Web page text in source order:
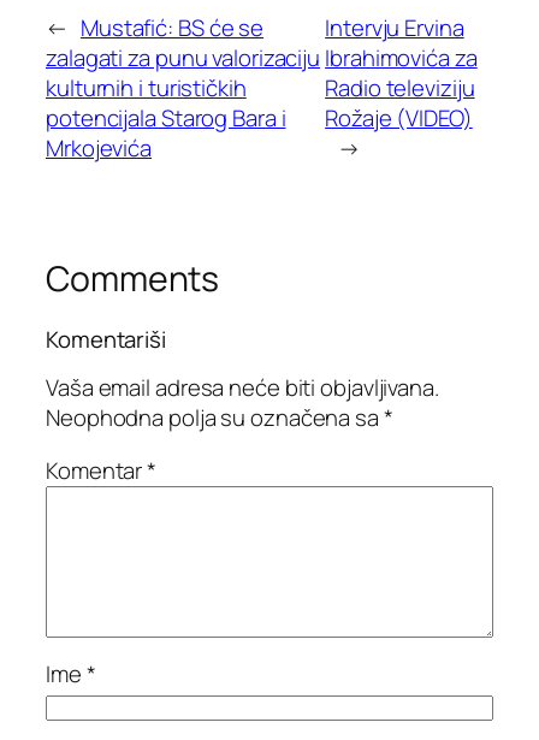
← Mustafić: BS će se
zalagati za punu valorizaciju
kulturnih i turističkih
potencijala Starog Bara i
Mrkojevića
Intervju Ervina
Ibrahimovića za
Radio televiziju
Rožaje (VIDEO)
→
Comments
Komentariši
Vaša email adresa neće biti objavljivana.
Neophodna polja su označena sa*
Komentar*
Ime*